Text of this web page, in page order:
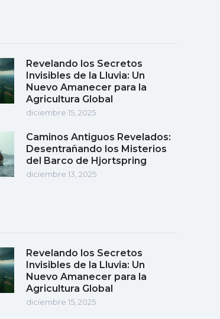
Revelando los Secretos
Invisibles de la Lluvia: Un
Nuevo Amanecer para la
Agricultura Global
diciembre 15, 2025
Caminos Antiguos Revelados:
Desentrañando los Misterios
del Barco de Hjortspring
diciembre 13, 2025
Revelando los Secretos
Invisibles de la Lluvia: Un
Nuevo Amanecer para la
Agricultura Global
diciembre 15, 2025